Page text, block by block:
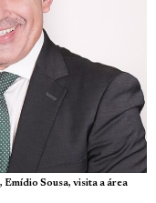
Sousa, visita a área